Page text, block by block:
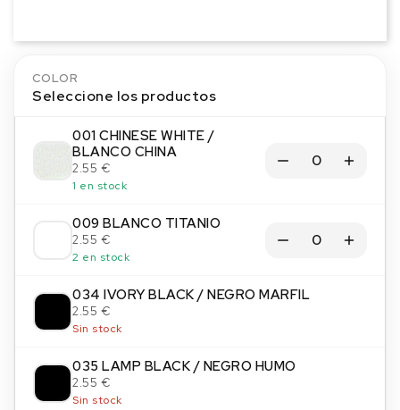
COLOR
Seleccione los productos
001 CHINESE WHITE /
BLANCO CHINA
2.55 €
1 en stock
009 BLANCO TITANIO
2.55 €
2 en stock
034 IVORY BLACK / NEGRO MARFIL
2.55 €
Sin stock
035 LAMP BLACK / NEGRO HUMO
2.55 €
Sin stock